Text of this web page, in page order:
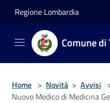
Regione Lombardia
Comune di
Home > Novità > Avvisi
Nuovo Medico di Medicina